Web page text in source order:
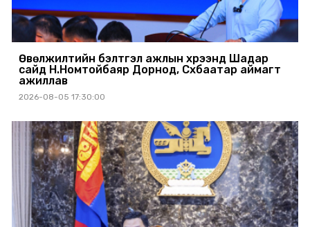
Өвөлжилтийн бэлтгэл ажлын хүрээнд Шадар
сайд Н.Номтойбаяр Дорнод, Сүхбаатар аймагт
ажиллав
2026-08-05 17:30:00